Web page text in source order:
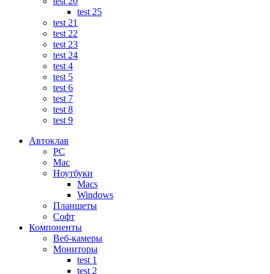
test 25
test 21
test 22
test 23
test 24
test 4
test 5
test 6
test 7
test 8
test 9
Автоклав
PC
Mac
Ноутбуки
Macs
Windows
Планшеты
Софт
Компоненты
Веб-камеры
Мониторы
test 1
test 2